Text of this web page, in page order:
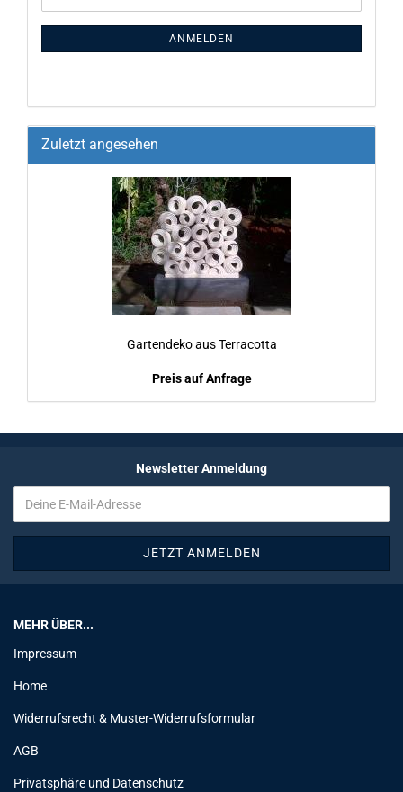
ANMELDEN
Zuletzt angesehen
Gar­ten­de­ko aus Ter­ra­cot­ta
Preis auf Anfrage
Newsletter Anmeldung
MEHR ÜBER...
Impressum
Home
Widerrufsrecht & Muster-Widerrufsformular
AGB
Privatsphäre und Datenschutz